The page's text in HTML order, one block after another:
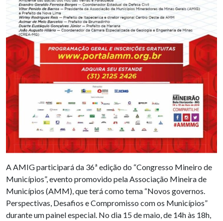
A AMIG participará da 36ª edição do “Congresso Mineiro de
Municípios”, evento promovido pela Associação Mineira de
Municípios (AMM), que terá como tema “Novos governos.
Perspectivas, Desafios e Compromisso com os Municípios”
durante um painel especial. No dia 15 de maio, de 14h às 18h,